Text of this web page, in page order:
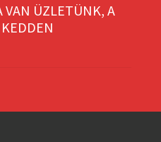
VAN ÜZLETÜNK, A